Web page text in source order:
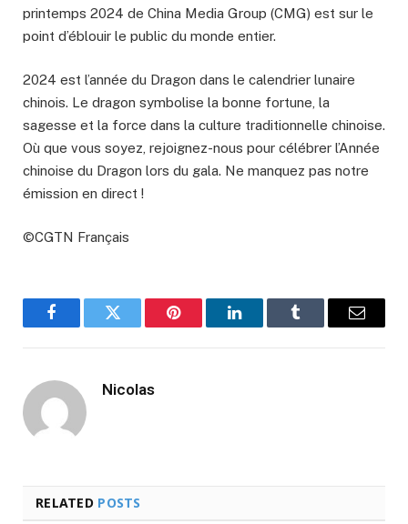
printemps 2024 de China Media Group (CMG) est sur le
point d’éblouir le public du monde entier.
2024 est l’année du Dragon dans le calendrier lunaire
chinois. Le dragon symbolise la bonne fortune, la
sagesse et la force dans la culture traditionnelle chinoise.
Où que vous soyez, rejoignez-nous pour célébrer l’Année
chinoise du Dragon lors du gala. Ne manquez pas notre
émission en direct !
©CGTN Français
FacebookTwitter Pinterest LinkedInTumblr Email
Nicolas
RELATED POSTS